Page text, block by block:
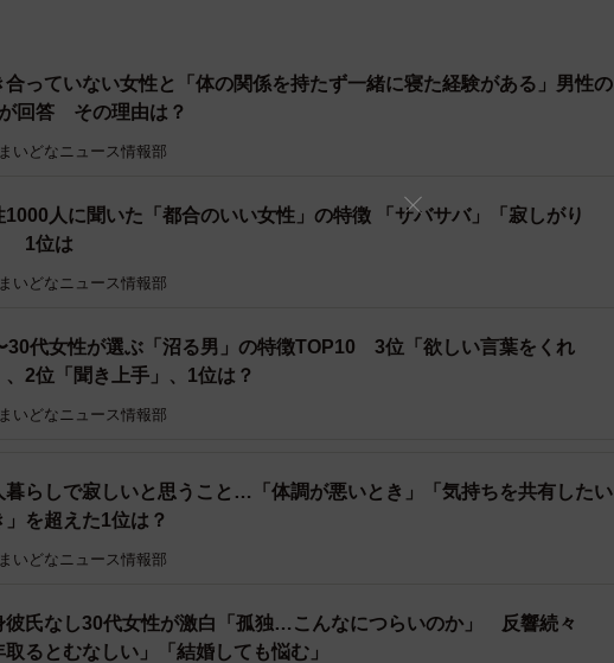
200人）に対して、「Sの男性とMの男性、彼氏にするならどちらです
「Sの男性」と答えた人は60.0％、「Mの男性」と答えた人は40.0％
た。
合っていない女性と「体の関係を持たず一緒に寝た経験がある」男性の
回答 その理由は？
まいどなニュース情報部
1000人に聞いた「都合のいい女性」の特徴 「サバサバ」「寂しがり
1位は
まいどなニュース情報部
30代女性が選ぶ「沼る男」の特徴TOP10 3位「欲しい言葉をくれ
、2位「聞き上手」、1位は？
まいどなニュース情報部
暮らしで寂しいと思うこと…「体調が悪いとき」「気持ちを共有したい
」を超えた1位は？
まいどなニュース情報部
彼氏なし30代女性が激白「孤独…こんなにつらいのか」 反響続々
取るとむなしい」「結婚しても悩む」